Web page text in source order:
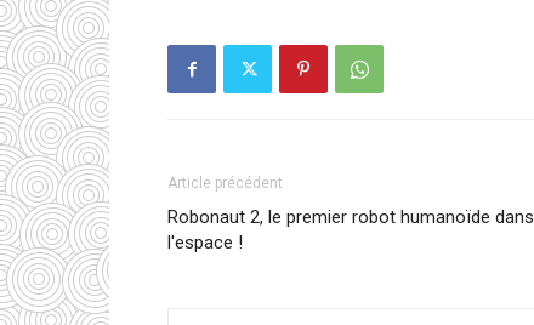
Article précédent
Robonaut 2, le premier robot humanoïde dans
l'espace !